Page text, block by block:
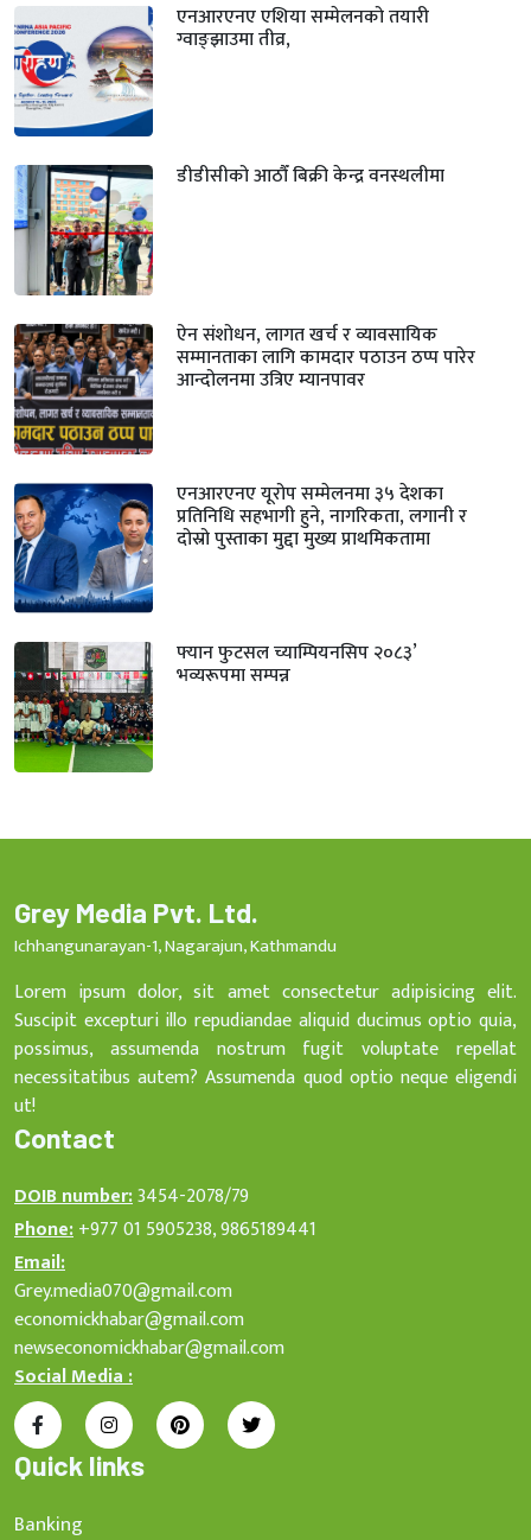
एनआरएनए एशिया सम्मेलनको तयारी
ग्वाङ्झाउमा तीव्र,
डीडीसीको आठौँ बिक्री केन्द्र वनस्थलीमा
ऐन संशोधन, लागत खर्च र व्यावसायिक
सम्मानताका लागि कामदार पठाउन ठप्प पारेर
आन्दोलनमा उत्रिए म्यानपावर
एनआरएनए यूरोप सम्मेलनमा ३५ देशका
प्रतिनिधि सहभागी हुने, नागरिकता, लगानी र
दोस्रो पुस्ताका मुद्दा मुख्य प्राथमिकतामा
फ्यान फुटसल च्याम्पियनसिप २०८३’
भव्यरूपमा सम्पन्न
Grey Media Pvt. Ltd.
Ichhangunarayan-1, Nagarajun, Kathmandu
Lorem ipsum dolor, sit amet consectetur adipisicing elit.
Suscipit excepturi illo repudiandae aliquid ducimus optio quia,
possimus, assumenda nostrum fugit voluptate repellat
necessitatibus autem? Assumenda quod optio neque eligendi
ut!
Contact
DOIB number:3454-2078/79
Phone:+977 01 5905238, 9865189441
Email:
Grey.media070@gmail.com
economickhabar@gmail.com
newseconomickhabar@gmail.com
Social Media :
Quick links
Banking